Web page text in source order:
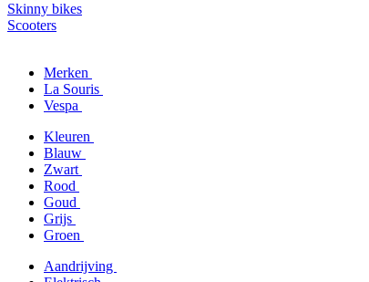
Skinny bikes
Scooters
Merken
La Souris
Vespa
Kleuren
Blauw
Zwart
Rood
Goud
Grijs
Groen
Aandrijving